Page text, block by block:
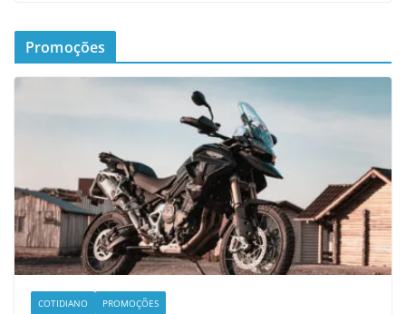
Promoções
COTIDIANO PROMOÇÕES